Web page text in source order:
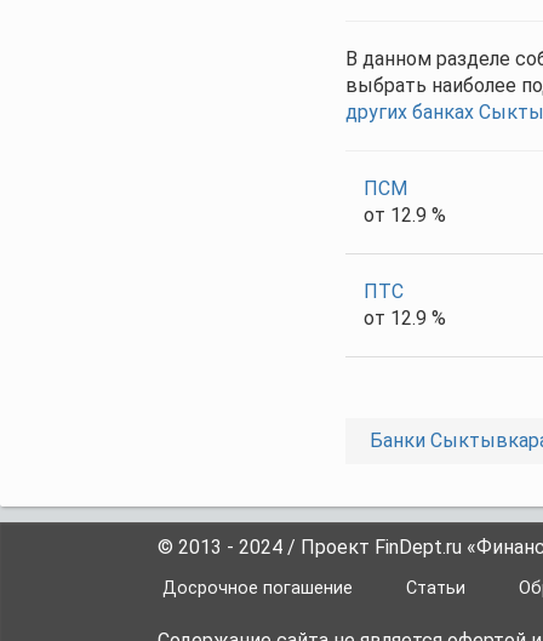
В данном разделе
выбрать наиболее
других банках
ПСМ
от 12.9 %
ПТС
от 12.9 %
Банки
© 2013 - 2024 / Проект FinDept.ru
Досрочное погашение Статьи